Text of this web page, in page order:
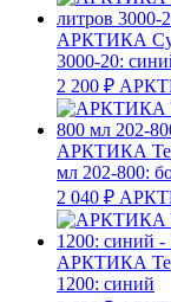
АРКТИКА
3000-20:
2 200 ₽
АРКТИКА
мл 202-800:
2 040 ₽
АРКТИКА
1200: синий